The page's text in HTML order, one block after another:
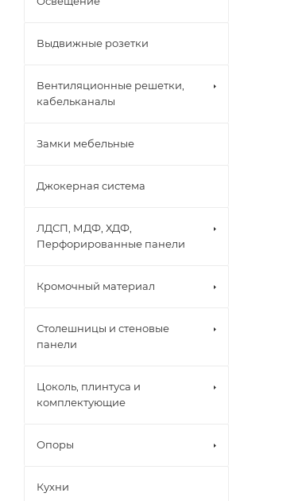
Выдвижные розетки
Вентиляционные решетки,
кабельканалы
Замки мебельные
Джокерная система
ЛДСП, МДФ, ХДФ,
Перфорированные панели
Кромочный материал
Столешницы и стеновые
панели
Цоколь, плинтуса и
комплектующие
Опоры
Кухни